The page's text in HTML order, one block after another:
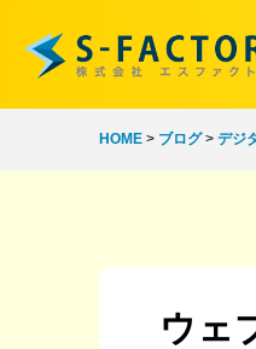
HOME > ブログ> デジ
ウェ